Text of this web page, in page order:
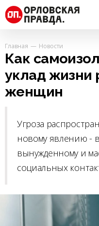
Главная Новости
Как
уклад жизни
женщин
Угроза
новому явлению -
вынужденному и
социальных